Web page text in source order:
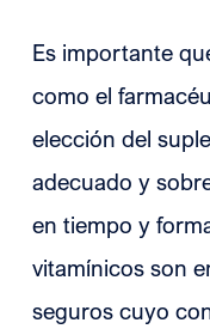
Es importante
como el
elección del
adecuado y
en tiempo y
vitamínicos son
seguros cuyo